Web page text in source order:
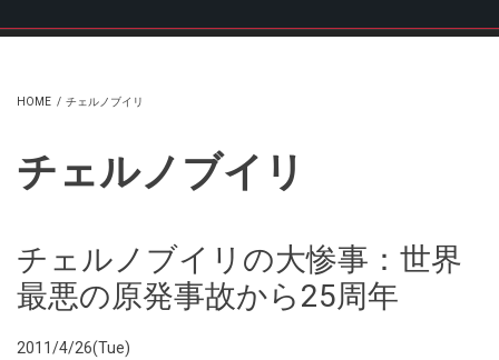
HOME / チェルノブイリ
チェルノブイリ
チェルノブイリの大惨事：世界
最悪の原発事故から25周年
2011/4/26(Tue)